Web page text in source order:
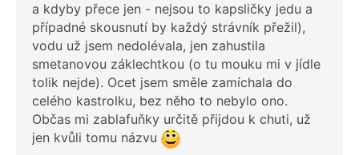
a kdyby přece jen - nejsou to kapsličky jedu a
případné skousnutí by každý strávník přežil),
vodu už jsem nedolévala, jen zahustila
smetanovou záklechtkou (o tu mouku mi v jídle
tolik nejde). Ocet jsem směle zamíchala do
celého kastrolku, bez něho to nebylo ono.
Občas mi zablafuňky určitě přijdou k chuti, už
jen kvůli tomu názvu